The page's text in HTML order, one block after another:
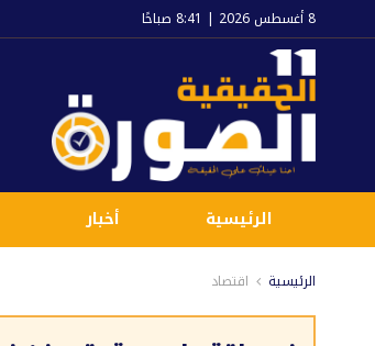
8 أغسطس 2026 | 8:41 صباحًا
الرئيسية أخبار
الرئيسية اقتصاد